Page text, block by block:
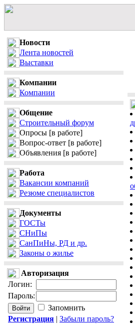
Новости
Лента новостей
Выставки
Компании
Компании
Общение
Строительный форум
Опросы [в работе]
Вопрос-ответ [в работе]
Объявления [в работе]
Работа
Вакансии компаний
Резюме специалистов
Документы
ГОСТы
СНиПы
СанПиНы, РД и др.
Законы о жилье
Авторизация
Логин:
Пароль:
Запомнить
Регистрация | Забыли пароль?